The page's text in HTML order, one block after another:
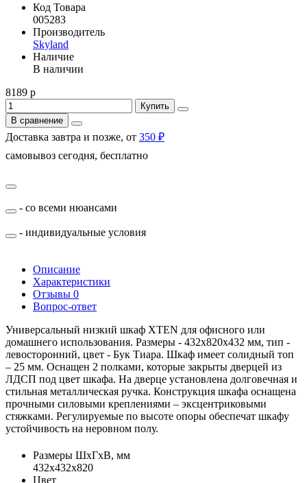
Код Товара
005283
Производитель
Skyland
Наличие
В наличии
8189 р
Купить
В сравнение
Доставка завтра и позже, от 350 ₽
самовывоз сегодня, бесплатно
- со всеми нюансами
- индивидуальные условия
Описание
Характеристики
Отзывы 0
Вопрос-ответ
Универсальный низкий шкаф XTEN для офисного или
домашнего использования. Размеры - 432х820х432 мм, тип -
левосторонний, цвет - Бук Тиара. Шкаф имеет солидный топ
– 25 мм. Оснащен 2 полками, которые закрыты дверцей из
ЛДСП под цвет шкафа. На дверце установлена долговечная и
стильная металлическая ручка. Конструкция шкафа оснащена
прочными силовыми креплениями – эксцентриковыми
стяжками. Регулируемые по высоте опоры обеспечат шкафу
устойчивость на неровном полу.
Размеры ШхГхВ, мм
432х432х820
Цвет